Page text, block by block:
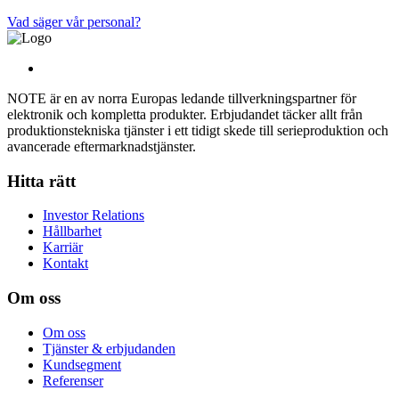
Vad säger vår personal?
NOTE är en av norra Europas ledande tillverkningspartner för
elektronik och kompletta produkter. Erbjudandet täcker allt från
produktionstekniska tjänster i ett tidigt skede till serieproduktion och
avancerade eftermarknadstjänster.
Hitta rätt
Investor Relations
Hållbarhet
Karriär
Kontakt
Om oss
Om oss
Tjänster & erbjudanden
Kundsegment
Referenser